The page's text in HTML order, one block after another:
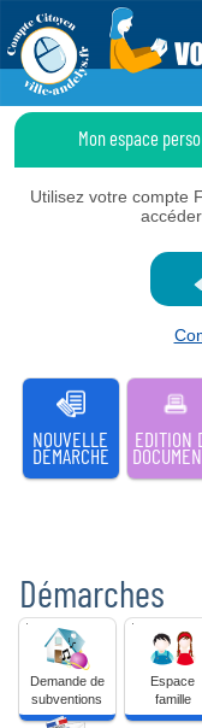
Mon espace perso
Utilisez votre compte
NOUVELLE
DÉMARCHE
EDITION
Démarches
Demande
subventions
Demande de
subventions
Espace
famille
Espace
famille
Panneau de gestion des